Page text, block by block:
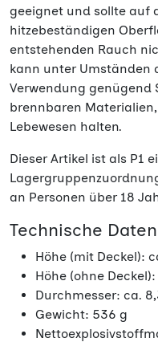
geeignet und sollte auf
hitzebeständigen
entstehenden Rauch
kann unter Umständen
Verwendung genügend
brennbaren
Lebewesen halten.
Dieser Artikel ist als P1
an Personen über 18
Technische Daten
Höhe (mit Deckel):
Höhe (ohne
Durchmesser: ca.
Gewicht: 536 g